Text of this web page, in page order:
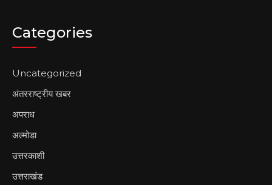
Categories
Uncategorized
अंतरराष्ट्रीय खबर
अपराध
अल्मोडा
उत्तरकाशी
उत्तराखंड